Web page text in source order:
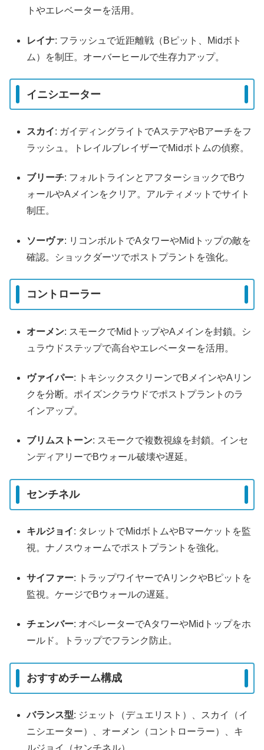
トやエレベーターを活用。
レイナ: フラッシュで近距離戦（Bピット、Midボト
ム）を制圧。オーバーヒールで生存力アップ。
イニシエーター
スカイ: ガイディングライトでAステアやBアーチをフ
ラッシュ。トレイルブレイザーでMidボトムの偵察。
ブリーチ: フォルトラインとアフターショックでBウ
ォールやAメインをクリア。アルティメットでサイト
制圧。
ソーヴァ: リコンボルトでAタワーやMidトップの敵を
確認。ショックダーツでポストプラントを強化。
コントローラー
オーメン: スモークでMidトップやAメインを封鎖。シ
ュラウドステップで高台やエレベーターを活用。
ヴァイパー: トキシックスクリーンでBメインやAリン
クを分断。ポイズンクラウドでポストプラントのラ
インアップ。
ブリムストーン: スモークで複数視線を封鎖。インセ
ンディアリーでBウォール破壊や遅延。
センチネル
キルジョイ: タレットでMidボトムやBマーケットを監
視。ナノスウォームでポストプラントを強化。
サイファー: トラップワイヤーでAリンクやBピットを
監視。ケージでBウォールの遅延。
チェンバー: オペレーターでAタワーやMidトップをホ
ールド。トラップでフランク防止。
おすすめチーム構成
バランス型: ジェット（デュエリスト）、スカイ（イ
ニシエーター）、オーメン（コントローラー）、キ